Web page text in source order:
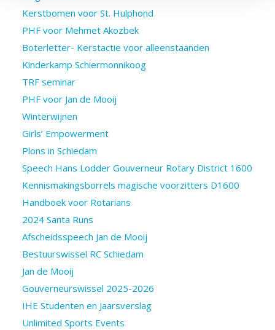
Kerstbomen voor St. Hulphond
PHF voor Mehmet Akozbek
Boterletter- Kerstactie voor alleenstaanden
Kinderkamp Schiermonnikoog
TRF seminar
PHF voor Jan de Mooij
Winterwijnen
Girls’ Empowerment
Plons in Schiedam
Speech Hans Lodder Gouverneur Rotary District 1600
Kennismakingsborrels magische voorzitters D1600
Handboek voor Rotarians
2024 Santa Runs
Afscheidsspeech Jan de Mooij
Bestuurswissel RC Schiedam
Jan de Mooij
Gouverneurswissel 2025-2026
IHE Studenten en Jaarsverslag
Unlimited Sports Events